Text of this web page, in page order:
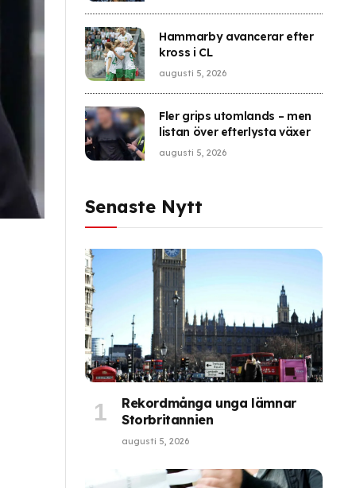
Hammarby avancerar efter
kross i CL
augusti 5, 2026
Fler grips utomlands – men
listan över efterlysta växer
augusti 5, 2026
Senaste Nytt
Rekordmånga unga lämnar
Storbritannien
augusti 5, 2026